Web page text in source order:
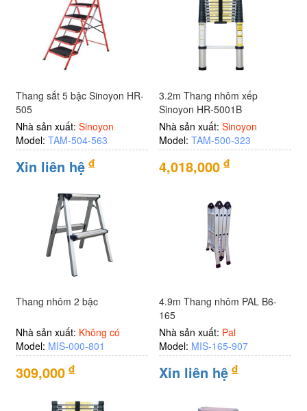
Thang sắt 5 bậc Sinoyon HR-
505
Nhà sản xuất:Sinoyon
Model:TAM-504-563
Xin liên hệ đ
3.2m Thang nhôm xếp
Sinoyon HR-5001B
Nhà sản xuất:Sinoyon
Model:TAM-500-323
4,018,000 đ
Thang nhôm 2 bậc
Nhà sản xuất: Không có
Model: MIS-000-801
309,000 đ
4.9m Thang nhôm PAL B6-
165
Nhà sản xuất: Pal
Model: MIS-165-907
Xin liên hệ đ